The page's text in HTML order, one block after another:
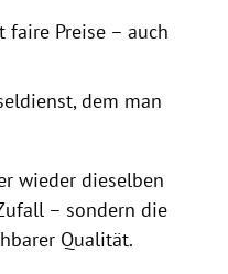
faire Preise – auch
dem man
wieder dieselben
– sondern die
Qualität.